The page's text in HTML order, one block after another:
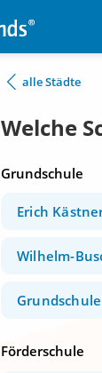
alle Städte
Welche
Grundschule
Erich
Wilhelm-
Förderschule